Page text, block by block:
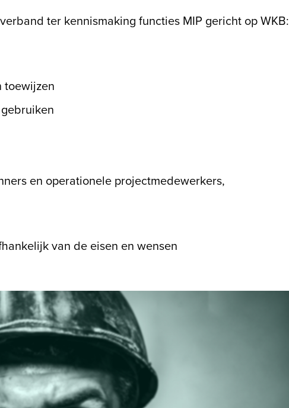
ter kennismaking functies MIP gericht op WKB:
toewijzen
en operationele projectmedewerkers,
van de eisen en wensen